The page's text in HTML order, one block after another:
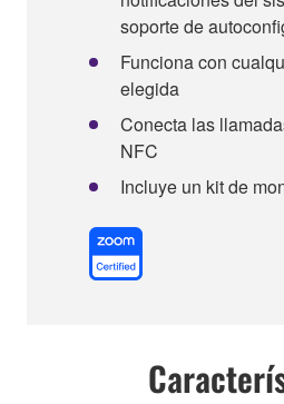
soporte de
Funciona con
elegida
Conecta las
NFC
Incluye un kit de